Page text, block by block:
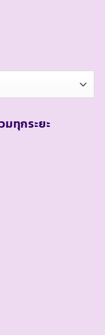
มทุกระยะ